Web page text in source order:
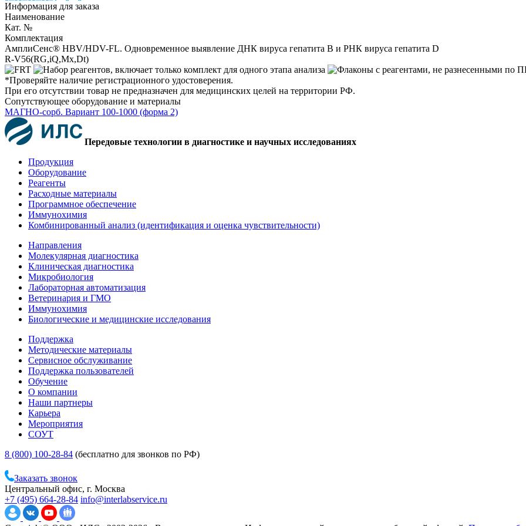
Информация для заказа
Наименование
Кат. №
Комплектация
АмплиСенс® HBV/HDV-FL. Одновременное выявление ДНК вируса гепатита В и РНК вируса гепатита D
R-V56(RG,iQ,Mx,Dt)
*Проверяйте наличие регистрационного удостоверения.
При его отсутствии товар не предназначен для медицинских целей на территории РФ.
Сопутствующее оборудование и материалы
МАГНО-сорб. Вариант 100-1000 (форма 2)
Передовые технологии в диагностике и научных исследованиях
Продукция
Оборудование
Реагенты
Расходные материалы
Программное обеспечение
Иммунохимия
Комбинированный анализ (идентификация и оценка чувствительности)
Направления
Молекулярная диагностика
Клиническая диагностика
Микробиология
Лабораторная автоматизация
Ветеринария и ГМО
Иммунохимия
Биологические и медицинские исследования
Поддержка
Методические материалы
Сервисное обслуживание
Поддержка пользователей
Обучение
О компании
Наши партнеры
Карьера
Мероприятия
СОУТ
8 (800) 100-28-84 (бесплатно для звонков по РФ)
Заказать звонок
Центральный офис, г. Москва
+7 (495) 664-28-84 info@interlabservice.ru